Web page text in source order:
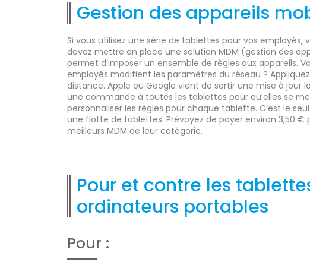
Gestion des appareils
Si vous utilisez une série de tablettes pour vos employés,
devez mettre en place une solution MDM (gestion des
permet d’imposer un ensemble de règles aux appareils.
employés modifient les paramètres du réseau ?
distance. Apple ou Google vient de sortir une mise à jour
une commande à toutes les tablettes pour qu’elles se
personnaliser les règles pour chaque tablette. C’est le
une flotte de tablettes. Prévoyez de payer environ 3,50 €
meilleurs MDM de leur catégorie.
Pour et contre les
ordinateurs portables
Pour :